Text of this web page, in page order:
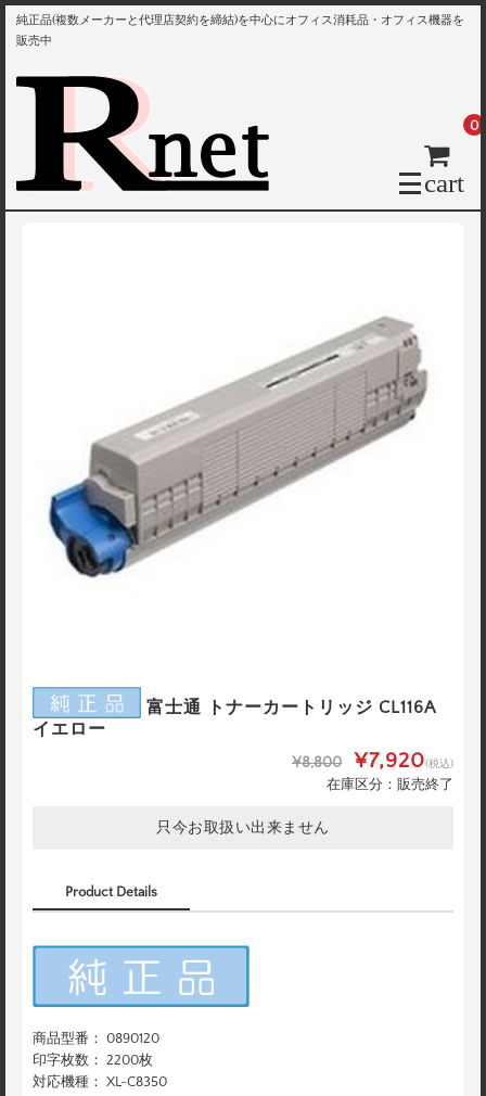
純正品(複数メーカーと代理店契約を締結)を中心にオフィス消耗品・オフィス機器を
販売中
cart
0
富士通 トナーカートリッジ CL116A
イエロー
¥8,800 ¥7,920(税込)
在庫区分：販売終了
只今お取扱い出来ません
Product Details
商品型番： 0890120
印字枚数： 2200枚
対応機種： XL-C8350